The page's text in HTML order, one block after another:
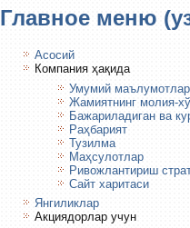
Главное меню
Асосий
Компания ҳақида
Умумий
Жамиятнинг молия-
Бажариладиган ва
Раҳбарият
Тузилма
Маҳсулотлар
Ривожлантириш
Сайт харитаси
Янгиликлар
Акциядорлар учун